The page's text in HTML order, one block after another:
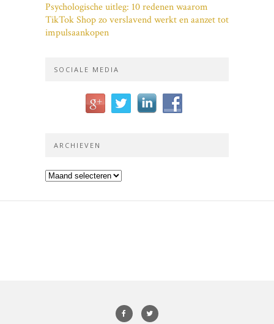
Psychologische uitleg: 10 redenen waarom
TikTok Shop zo verslavend werkt en aanzet tot
impulsaankopen
SOCIALE MEDIA
ARCHIEVEN
Archieven